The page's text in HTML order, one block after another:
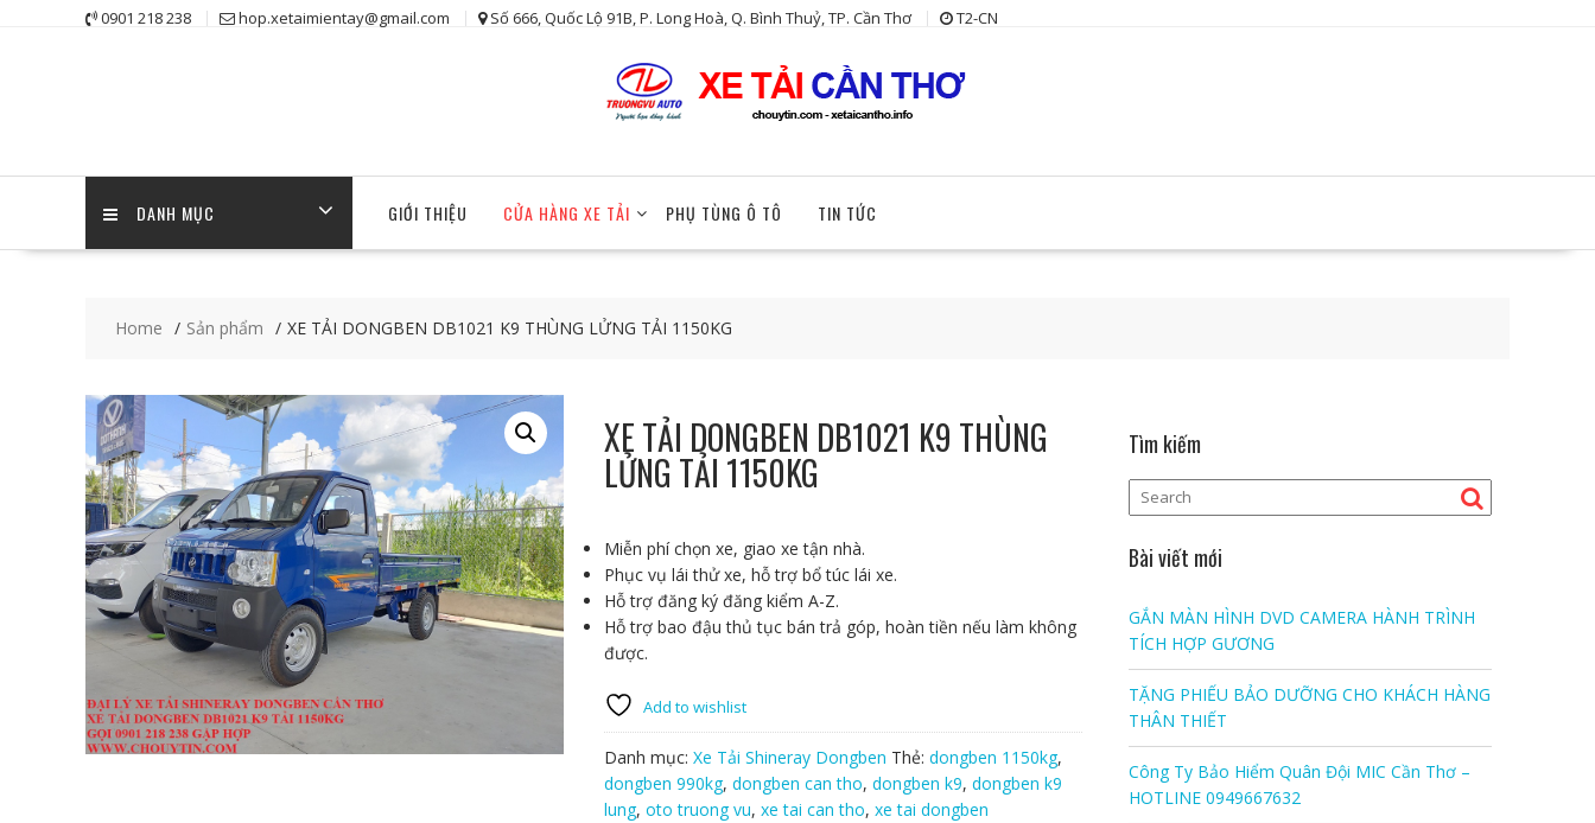
0901 218 238 hop.xetaimientay@gmail.com Số 666, Quốc Lộ 91B, P. Long Hoà, Q. Bình Thuỷ, TP. Cần Thơ T2-CN
DANH MỤC GIỚI THIỆU CỬA HÀNG XE TẢI PHỤ TÙNG Ô TÔ TIN TỨC
Home Sản phẩm XE TẢI DONGBEN DB1021 K9 THÙNG LỬNG TẢI 1150KG
XE TẢI DONGBEN DB1021 K9 THÙNG
LỬNG TẢI 1150KG
Miễn phí chọn xe, giao xe tận nhà.
Phục vụ lái thử xe, hỗ trợ bổ túc lái xe.
Hỗ trợ đăng ký đăng kiểm A-Z.
Hỗ trợ bao đậu thủ tục bán trả góp, hoàn tiền nếu làm không
được.
Add to wishlist
Danh mục: Xe Tải Shineray Dongben Thẻ: dongben 1150kg,
dongben 990kg, dongben can tho, dongben k9, dongben k9
lung, oto truong vu, xe tai can tho, xe tai dongben
Tìm kiếm
Bài viết mới
GẮN MÀN HÌNH DVD CAMERA HÀNH TRÌNH
TÍCH HỢP GƯƠNG
TẶNG PHIẾU BẢO DƯỠNG CHO KHÁCH HÀNG
THÂN THIẾT
Công Ty Bảo Hiểm Quân Đội MIC Cần Thơ –
HOTLINE 0949667632